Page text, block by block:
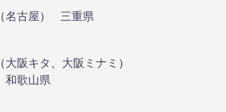
（名古屋）
三重県
（大阪キタ 大阪ミナミ ）
和歌山県